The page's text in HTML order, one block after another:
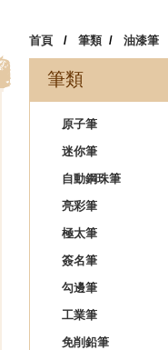
首頁 / 筆類/ 油漆筆
筆類
原子筆
迷你筆
自動鋼珠筆
亮彩筆
極太筆
簽名筆
勾邊筆
工業筆
免削鉛筆